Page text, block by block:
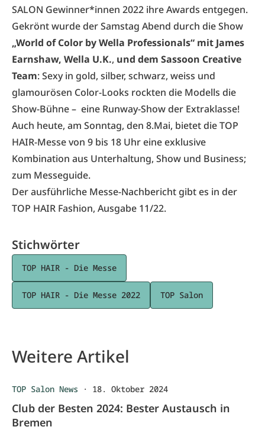
SALON Gewinner*innen 2022 ihre Awards entgegen.
Gekrönt wurde der Samstag Abend durch die Show
„World of Color by Wella Professionals“ mit James
Earnshaw, Wella U.K., und dem Sassoon Creative
Team: Sexy in gold, silber, schwarz, weiss und
glamourösen Color-Looks rockten die Modells die
Show-Bühne – eine Runway-Show der Extraklasse!
Auch heute, am Sonntag, den 8.Mai, bietet die TOP
HAIR-Messe von 9 bis 18 Uhr eine exklusive
Kombination aus Unterhaltung, Show und Business;
zum Messeguide.
Der ausführliche Messe-Nachbericht gibt es in der
TOP HAIR Fashion, Ausgabe 11/22.
Stichwörter
TOP HAIR - Die Messe
TOP HAIR - Die Messe 2022 TOP Salon
Weitere Artikel
TOP Salon News · 18. Oktober 2024
Club der Besten 2024: Bester Austausch in
Bremen